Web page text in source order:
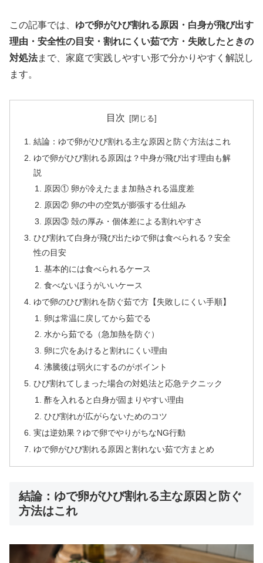
この記事では、 ゆで卵がひび割れる原因・白身が飛び出す
理由・安全性の目安・割れにくい茹で方・失敗したときの
対処法まで、家庭で実践しやすい形で分かりやすく解説し
ます。
目次
結論：ゆで卵がひび割れる主な原因と防ぐ方法はこれ
ゆで卵がひび割れる原因は？中身が飛び出す理由も解
説
原因① 卵が冷えたまま加熱される温度差
原因② 卵の中の空気が膨張する仕組み
原因③ 殻の厚み・個体差による割れやすさ
ひび割れて白身が飛び出たゆで卵は食べられる？安全
性の目安
基本的には食べられるケース
食べないほうがいいケース
ゆで卵のひび割れを防ぐ茹で方【失敗しにくい手順】
卵は常温に戻してから茹でる
水から茹でる（急加熱を防ぐ）
卵に穴をあけると割れにくい理由
沸騰後は弱火にするのがポイント
ひび割れてしまった場合の対処法と応急テクニック
酢を入れると白身が固まりやすい理由
ひび割れが広がらないためのコツ
実は逆効果？ゆで卵でやりがちなNG行動
ゆで卵がひび割れる原因と割れない茹で方まとめ
結論：ゆで卵がひび割れる主な原因と防ぐ
方法はこれ